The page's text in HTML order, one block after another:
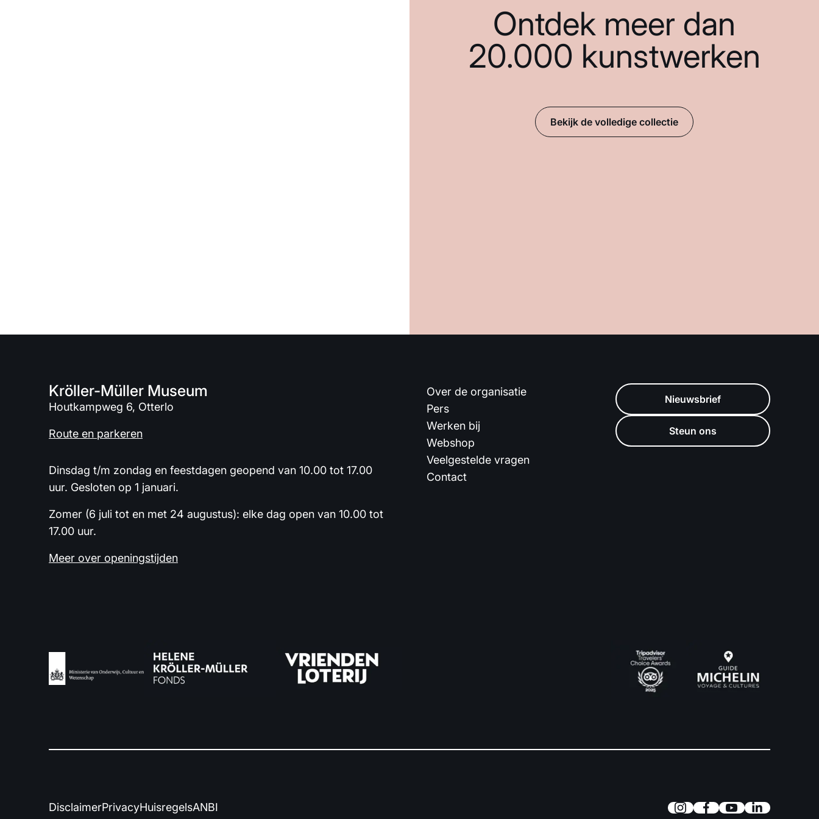
Ontdek meer dan
20.000 kunstwerken
Bekijk de volledige collectie
Kröller-Müller Museum
Houtkampweg 6, Otterlo
Route en parkeren
Dinsdag t/m zondag en feestdagen geopend van 10.00 tot 17.00
uur. Gesloten op 1 januari.
Zomer (6 juli tot en met 24 augustus): elke dag open van 10.00 tot
17.00 uur.
Meer over openingstijden
Over de organisatie
Pers
Werken bij
Webshop
Veelgestelde vragen
Contact
Nieuwsbrief
Steun ons
DisclaimerPrivacyHuisregelsANBI